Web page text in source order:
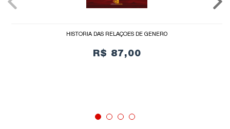
HISTÓRIA DAS RELAÇÕES DE GÊNERO
R$ 87,00